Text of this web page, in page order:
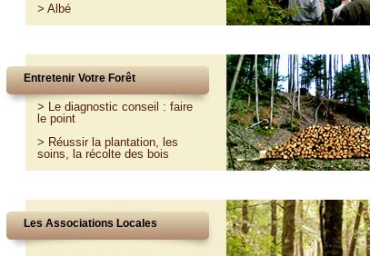
> Albé
Entretenir Votre Forêt
> Le diagnostic conseil : faire
le point
> Réussir la plantation, les
soins, la récolte des bois
Les Associations Locales